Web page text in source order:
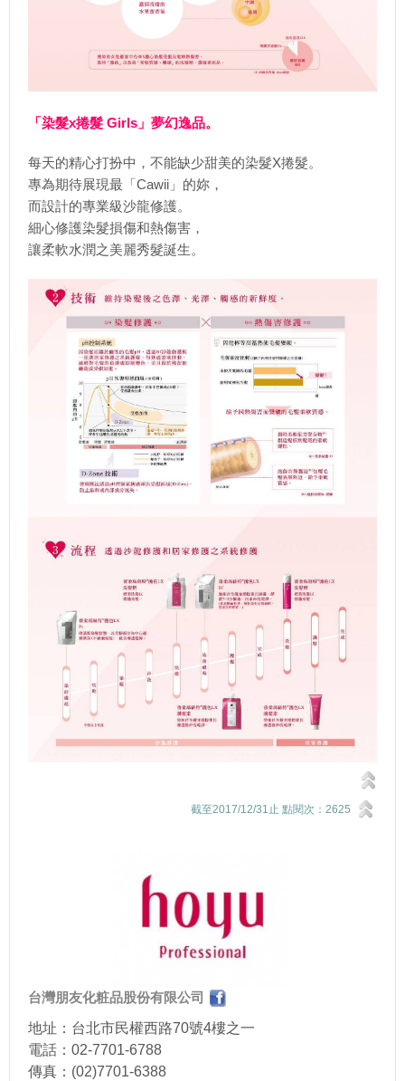
「染髮x捲髮 Girls」夢幻逸品。
每天的精心打扮中，不能缺少甜美的染髮X捲髮。
專為期待展現最「Cawii」的妳，
而設計的專業級沙龍修護。
細心修護染髮損傷和熱傷害，
讓柔軟水潤之美麗秀髮誕生。
截至2017/12/31止 點閱次：2625
台灣朋友化粧品股份有限公司
地址：台北市民權西路70號4樓之一
電話：02-7701-6788
傳真：(02)7701-6388